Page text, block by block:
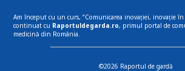
Am început cu un curs, “Comunicarea inovației, inovație în
continuat cu Raportuldegarda.ro, primul portal de
medicină din România.
©2026 Raportul de gardă